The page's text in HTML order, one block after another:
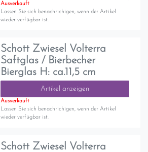
Ausverkauft
Lassen Sie sich benachrichigen, wenn der Artikel
wieder verfügbar ist.
Schott Zwiesel Volterra
Saftglas / Bierbecher
Bierglas H: ca.11,5 cm
Artikel anzeigen
Ausverkauft
Lassen Sie sich benachrichigen, wenn der Artikel
wieder verfügbar ist.
Schott Zwiesel Volterra